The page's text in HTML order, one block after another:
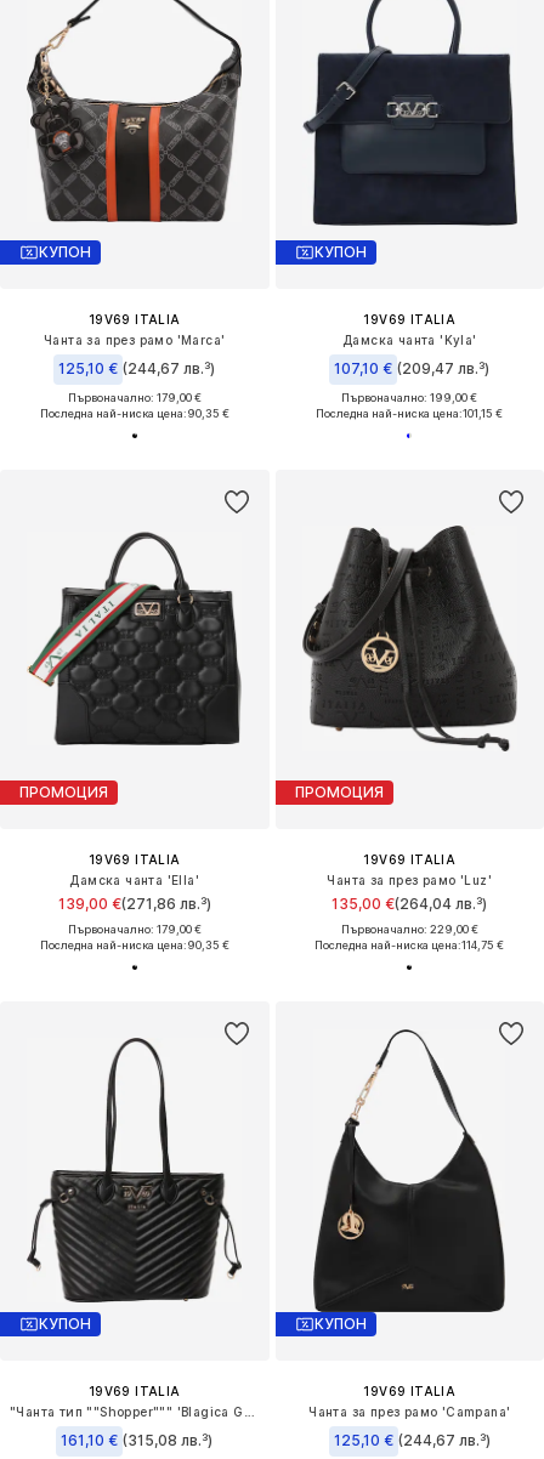
КУПОН
19V69 ITALIA
Чанта за през рамо 'Marca'
125,10 € (244,67 лв.³)
Първоначално: 179,00 €
Последна най-ниска цена:90,35 €
КУПОН
19V69 ITALIA
Дамска чанта 'Kyla'
107,10 € (209,47 лв.³)
Първоначално: 199,00 €
Последна най-ниска цена:101,15 €
ПРОМОЦИЯ
19V69 ITALIA
Дамска чанта 'Ella'
139,00 €(271,86 лв.³)
Първоначално: 179,00 €
Последна най-ниска цена:90,35 €
ПРОМОЦИЯ
19V69 ITALIA
Чанта за през рамо 'Luz'
135,00 €(264,04 лв.³)
Първоначално: 229,00 €
Последна най-ниска цена:114,75 €
КУПОН
19V69 ITALIA
161,10 € (315,08 лв.³)
КУПОН
19V69 ITALIA
Чанта за през рамо 'Campana'
125,10 € (244,67 лв.³)